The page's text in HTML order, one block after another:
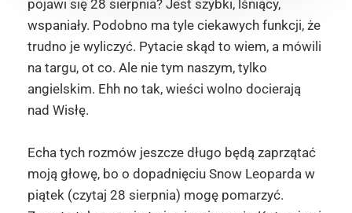
pojawi się 28 sierpnia? Jest szybki, lśniący,
wspaniały. Podobno ma tyle ciekawych funkcji, że
trudno je wyliczyć. Pytacie skąd to wiem, a mówili
na targu, ot co. Ale nie tym naszym, tylko
angielskim. Ehh no tak, wieści wolno docierają
nad Wisłę.
Echa tych rozmów jeszcze długo będą zaprzątać
moją głowę, bo o dopadnięciu Snow Leoparda w
piątek (czytaj 28 sierpnia) mogę pomarzyć.